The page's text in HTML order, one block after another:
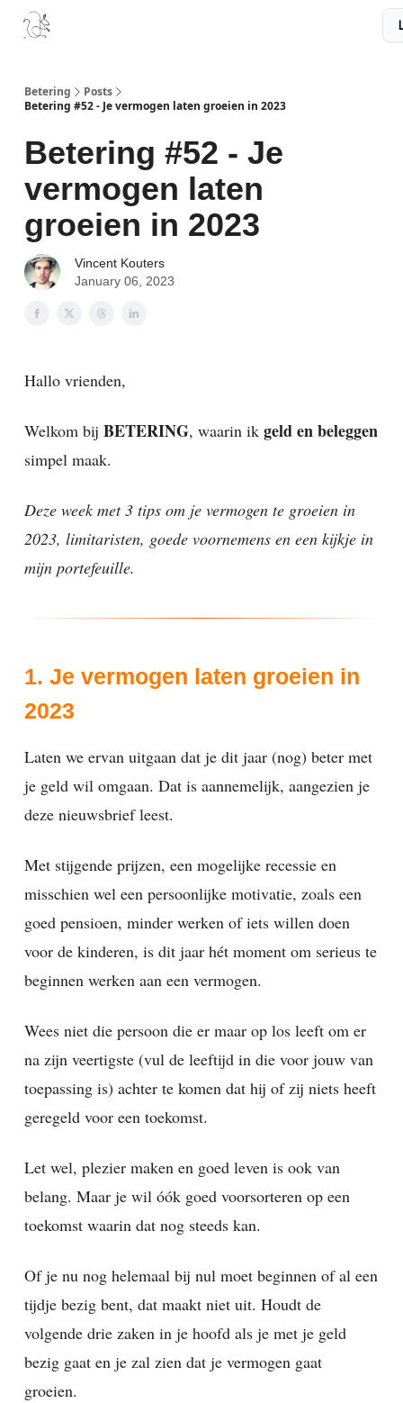
Betering
Posts
Betering #52 - Je vermogen laten groeien in 2023
Betering #52 - Je
vermogen laten
groeien in 2023
Vincent Kouters
January 06, 2023
Hallo vrienden,
Welkom bij BETERING, waarin ik geld en beleggen
simpel maak.
Deze week met 3 tips om je vermogen te groeien in
2023, limitaristen, goede voornemens en een kijkje in
mijn portefeuille.
1. Je vermogen laten groeien in
2023
Laten we ervan uitgaan dat je dit jaar (nog) beter met
je geld wil omgaan. Dat is aannemelijk, aangezien je
deze nieuwsbrief leest.
Met stijgende prijzen, een mogelijke recessie en
misschien wel een persoonlijke motivatie, zoals een
goed pensioen, minder werken of iets willen doen
voor de kinderen, is dit jaar hét moment om serieus te
beginnen werken aan een vermogen.
Wees niet die persoon die er maar op los leeft om er
na zijn veertigste (vul de leeftijd in die voor jouw van
toepassing is) achter te komen dat hij of zij niets heeft
geregeld voor een toekomst.
Let wel, plezier maken en goed leven is ook van
belang. Maar je wil óók goed voorsorteren op een
toekomst waarin dat nog steeds kan.
Of je nu nog helemaal bij nul moet beginnen of al een
tijdje bezig bent, dat maakt niet uit. Houdt de
volgende drie zaken in je hoofd als je met je geld
bezig gaat en je zal zien dat je vermogen gaat
groeien.